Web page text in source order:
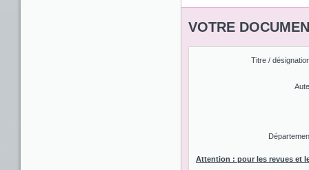
VOTRE
Titre /
Attention : pour les revues et